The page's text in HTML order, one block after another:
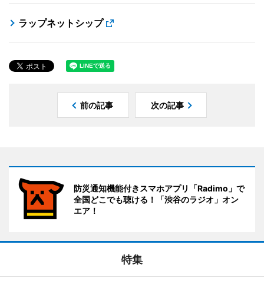
ラップネットシップ
前の記事 次の記事
防災通知機能付きスマホアプリ「Radimo」で
全国どこでも聴ける！「渋谷のラジオ」オン
エア！
特集